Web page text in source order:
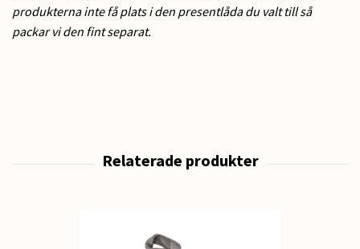
produkterna inte få plats i den presentlåda du valt till så
packar vi den fint separat.